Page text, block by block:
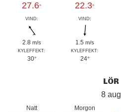
27.6°
VIND:
2.8 m/s
KYLEFFEKT:
30°
22.3°
VIND:
1.5 m/s
KYLEFFEKT:
24°
LÖR
8 aug
Natt Morgon